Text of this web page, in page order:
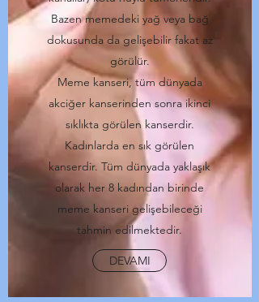
Bazen memedeki yağ veya bağ
dokusunda da gelişebilir fakat az
görülür.
Meme kanseri, tüm dünyada
akciğer kanserinden sonra ikinci
sıklıkta görülen kanserdir.
Kadınlarda en sık görülen
kanserdir. Tüm dünyada yaklaşık
olarak her 8 kadından birinde
meme kanseri gelişebileceği
tahmin edilmektedir.
DEVAMI